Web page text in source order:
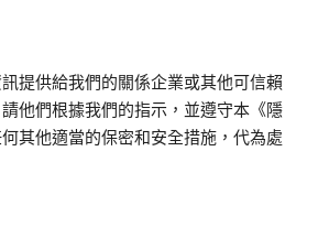
提供給我們的關係企業或其他可信賴
他們根據我們的指示，並遵守本《隱
其他適當的保密和安全措施，代為處